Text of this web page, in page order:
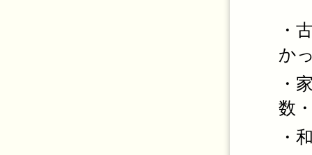
・
か
・
数
・